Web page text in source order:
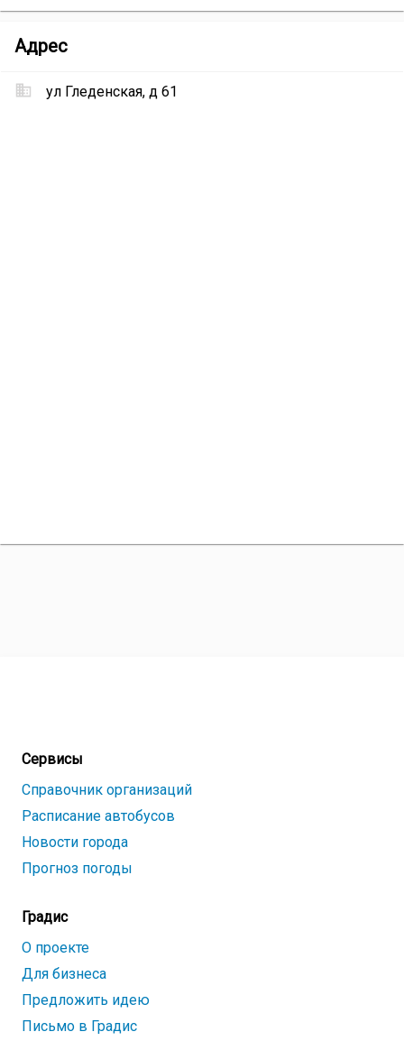
АдресМагазин
барс»
ул Гледенская, д 61
Сервисы
Справочник организаций
Расписание автобусов
Новости города
Прогноз погоды
Градис
О проекте
Для бизнеса
Предложить идею
Письмо в Градис